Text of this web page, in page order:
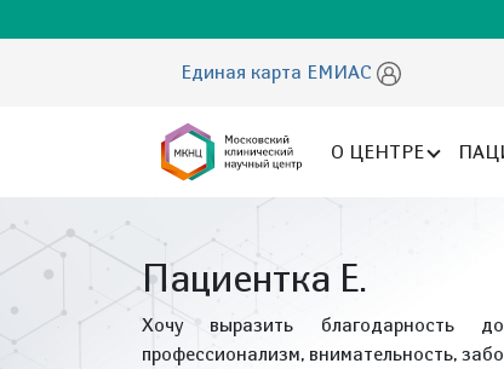
Единая карта ЕМИАС
О ЦЕНТРЕ
Пациентка Е.
Хочу выразить благодарность
профессионализм, внимательность,